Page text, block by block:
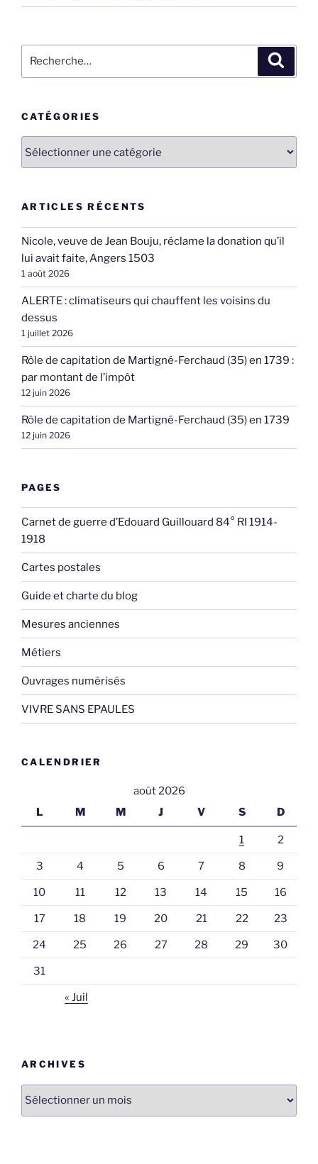
pour
CATÉGORIES
ARTICLES RÉCENTS
Nicole, veuve de Jean Bouju, réclame la donation qu’il
lui avait faite, Angers 1503
1 août 2026
ALERTE : climatiseurs qui chauffent les voisins du
dessus
1 juillet 2026
Rôle de capitation de Martigné-Ferchaud (35) en 1739 :
par montant de l’impôt
12 juin 2026
Rôle de capitation de Martigné-Ferchaud (35) en 1739
12 juin 2026
PAGES
Carnet de guerre d’Edouard Guillouard 84° RI 1914-
1918
Cartes postales
Guide et charte du blog
Mesures anciennes
Métiers
Ouvrages numérisés
VIVRE SANS EPAULES
CALENDRIER
août 2026
L
M M J V S D
1 2
3 4 5 6 7 8 9
10 11 12 13 14 15 16
17 18 19 20 21 22 23
24 25 26 27 28 29 30
31
« Juil
ARCHIVES
Archives